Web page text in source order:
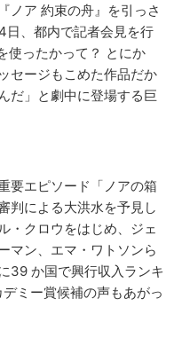
ノア 約束の舟』を引っさ
日、都内で記者会見を行
使ったかって？ とにか
セージもこめた作品だか
だ」と劇中に登場する巨
要エピソード「ノアの箱
判による大洪水を予見し
・クロウをはじめ、ジェ
マン、エマ・ワトソンら
39 か国で興行収入ランキ
ミー賞候補の声もあがっ